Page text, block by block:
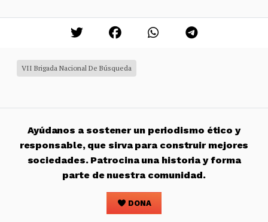
VII Brigada Nacional De Búsqueda
Ayúdanos a sostener un periodismo ético y
responsable, que sirva para construir mejores
sociedades. Patrocina una historia y forma
parte de nuestra comunidad.
DONA